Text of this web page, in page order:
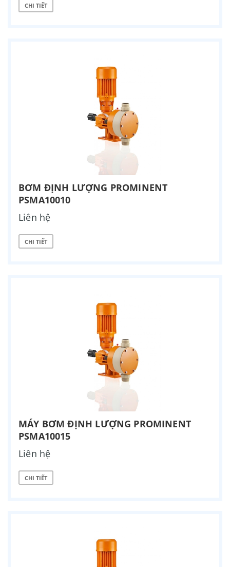
CHI TIẾT
BƠM ĐỊNH LƯỢNG PROMINENT
PSMA10010
Liên hệ
CHI TIẾT
MÁY BƠM ĐỊNH LƯỢNG PROMINENT
PSMA10015
Liên hệ
CHI TIẾT